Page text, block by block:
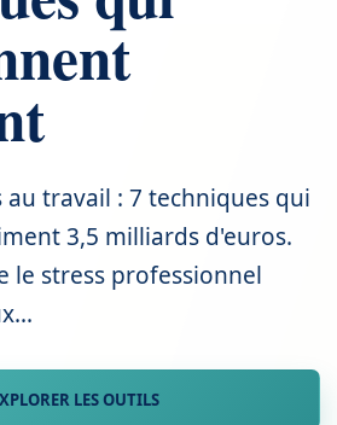
au travail : 7 techniques qui
3,5 milliards d'euros.
le stress professionnel
LES OUTILS